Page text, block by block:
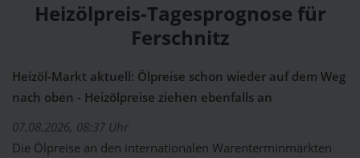
Heizölpreis-Tagesprognose für
Ferschnitz
Heizöl-Markt aktuell: Ölpreise schon wieder auf dem Weg
nach oben - Heizölpreise ziehen ebenfalls an
07.08.2026, 08:37 Uhr
Die Ölpreise an den internationalen Warenterminmärkten